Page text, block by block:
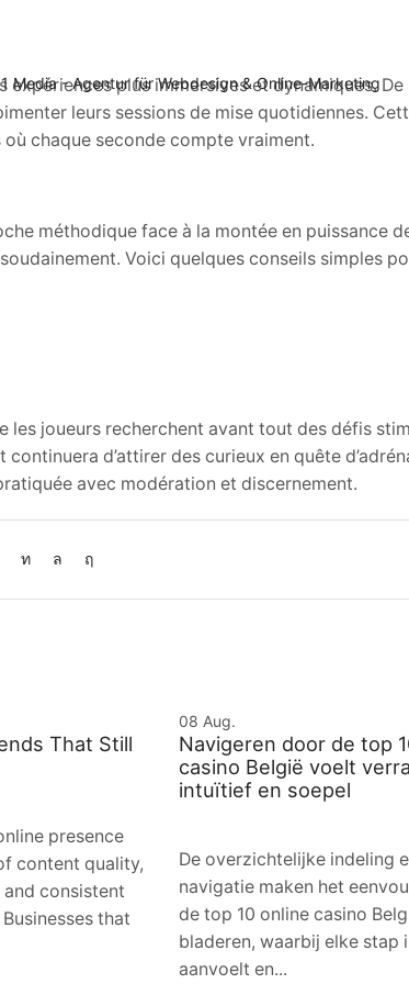
plus immersives et dynamiques. De
leurs sessions de mise quotidiennes.
chaque seconde compte vraiment.
méthodique face à la montée en puissance
Voici quelques conseils simples
joueurs recherchent avant tout des défis
d’attirer des curieux en quête
avec modération et discernement.
That Still
presence
content quality,
consistent
that
08 Aug.
Navigeren door de top
casino België voelt
intuïtief en soepel
De overzichtelijke indeling
navigatie maken het
de top 10 online casino
bladeren, waarbij elke stap
aanvoelt en...